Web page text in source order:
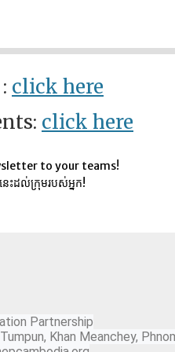
click here
click here
to your teams!
ះដល់ក្រុមរបស់អ្នក!
Partnership
Khan Meanchey,